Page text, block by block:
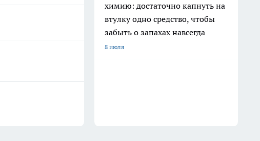
химию: достаточно капнуть на
втулку одно средство, чтобы
забыть о запахах навсегда
8 июля